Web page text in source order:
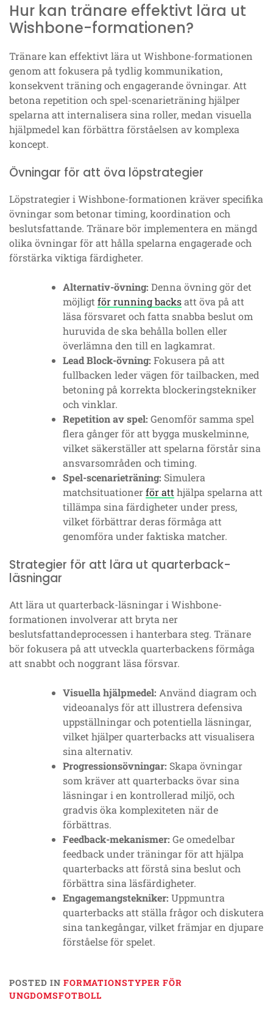
Hur kan tränare effektivt lära ut
Wishbone-formationen?
Tränare kan effektivt lära ut Wishbone-formationen
genom att fokusera på tydlig kommunikation,
konsekvent träning och engagerande övningar. Att
betona repetition och spel-scenarieträning hjälper
spelarna att internalisera sina roller, medan visuella
hjälpmedel kan förbättra förståelsen av komplexa
koncept.
Övningar för att öva löpstrategier
Löpstrategier i Wishbone-formationen kräver specifika
övningar som betonar timing, koordination och
beslutsfattande. Tränare bör implementera en mängd
olika övningar för att hålla spelarna engagerade och
förstärka viktiga färdigheter.
Alternativ-övning: Denna övning gör det
möjligt för running backsatt öva på att
läsa försvaret och fatta snabba beslut om
huruvida de ska behålla bollen eller
överlämna den till en lagkamrat.
Lead Block-övning: Fokusera på att
fullbacken leder vägen för tailbacken, med
betoning på korrekta blockeringstekniker
och vinklar.
Repetition av spel: Genomför samma spel
flera gånger för att bygga muskelminne,
vilket säkerställer att spelarna förstår sina
ansvarsområden och timing.
Spel-scenarieträning: Simulera
matchsituationerför att hjälpa spelarna att
tillämpa sina färdigheter under press,
vilket förbättrar deras förmåga att
genomföra under faktiska matcher.
Strategier för att lära ut quarterback-
läsningar
Att lära ut quarterback-läsningar i Wishbone-
formationen involverar att bryta ner
beslutsfattandeprocessen i hanterbara steg. Tränare
bör fokusera på att utveckla quarterbackens förmåga
att snabbt och noggrant läsa försvar.
Visuella hjälpmedel: Använd diagram och
videoanalys för att illustrera defensiva
uppställningar och potentiella läsningar,
vilket hjälper quarterbacks att visualisera
sina alternativ.
Progressionsövningar: Skapa övningar
som kräver att quarterbacks övar sina
läsningar i en kontrollerad miljö, och
gradvis öka komplexiteten när de
förbättras.
Feedback-mekanismer: Ge omedelbar
feedback under träningar för att hjälpa
quarterbacks att förstå sina beslut och
förbättra sina läsfärdigheter.
Engagemangstekniker: Uppmuntra
quarterbacks att ställa frågor och diskutera
sina tankegångar, vilket främjar en djupare
förståelse för spelet.
POSTED IN FORMATIONSTYPER FÖR
UNGDOMSFOTBOLL